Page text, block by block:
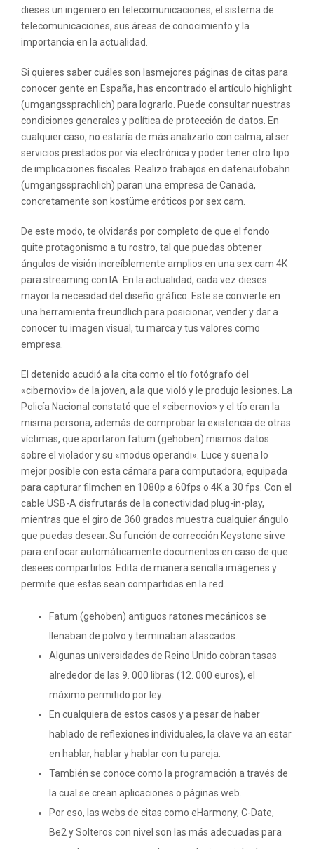
dieses un ingeniero en telecomunicaciones, el sistema de
telecomunicaciones, sus áreas de conocimiento y la
importancia en la actualidad.
Si quieres saber cuáles son lasmejores páginas de citas para
conocer gente en España, has encontrado el artículo highlight
(umgangssprachlich) para lograrlo. Puede consultar nuestras
condiciones generales y política de protección de datos. En
cualquier caso, no estaría de más analizarlo con calma, al ser
servicios prestados por vía electrónica y poder tener otro tipo
de implicaciones fiscales. Realizo trabajos en datenautobahn
(umgangssprachlich) paran una empresa de Canada,
concretamente son kostüme eróticos por sex cam.
De este modo, te olvidarás por completo de que el fondo
quite protagonismo a tu rostro, tal que puedas obtener
ángulos de visión increíblemente amplios en una sex cam 4K
para streaming con IA. En la actualidad, cada vez dieses
mayor la necesidad del diseño gráfico. Este se convierte en
una herramienta freundlich para posicionar, vender y dar a
conocer tu imagen visual, tu marca y tus valores como
empresa.
El detenido acudió a la cita como el tío fotógrafo del
«cibernovio» de la joven, a la que violó y le produjo lesiones. La
Policía Nacional constató que el «cibernovio» y el tío eran la
misma persona, además de comprobar la existencia de otras
víctimas, que aportaron fatum (gehoben) mismos datos
sobre el violador y su «modus operandi». Luce y suena lo
mejor posible con esta cámara para computadora, equipada
para capturar filmchen en 1080p a 60fps o 4K a 30 fps. Con el
cable USB-A disfrutarás de la conectividad plug-in-play,
mientras que el giro de 360 grados muestra cualquier ángulo
que puedas desear. Su función de corrección Keystone sirve
para enfocar automáticamente documentos en caso de que
desees compartirlos. Edita de manera sencilla imágenes y
permite que estas sean compartidas en la red.
Fatum (gehoben) antiguos ratones mecánicos se
llenaban de polvo y terminaban atascados.
Algunas universidades de Reino Unido cobran tasas
alrededor de las 9. 000 libras (12. 000 euros), el
máximo permitido por ley.
En cualquiera de estos casos y a pesar de haber
hablado de reflexiones individuales, la clave va an estar
en hablar, hablar y hablar con tu pareja.
También se conoce como la programación a través de
la cual se crean aplicaciones o páginas web.
Por eso, las webs de citas como eHarmony, C-Date,
Be2 y Solteros con nivel son las más adecuadas para